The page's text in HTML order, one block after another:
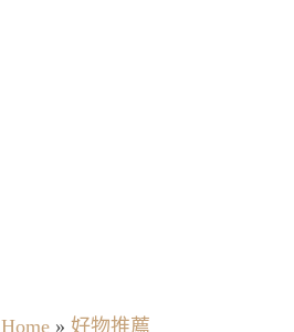
Home» 好物推薦